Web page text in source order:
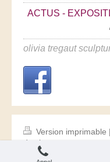
ACTUS -
olivia tregaut
Version imprimable |
du site
© olivia-tregaut-